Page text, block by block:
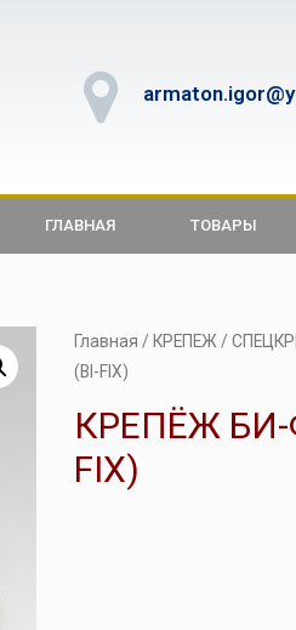
ГЛАВНАЯ ТОВАРЫ
Главная / КРЕПЕЖ /
(BI-FIX)
КРЕПЁЖ
FIX)